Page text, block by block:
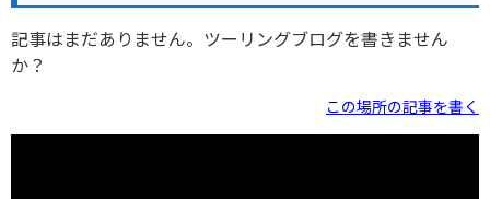
記事はまだありません。ツーリングブログを書きません
か？
この場所の記事を書く